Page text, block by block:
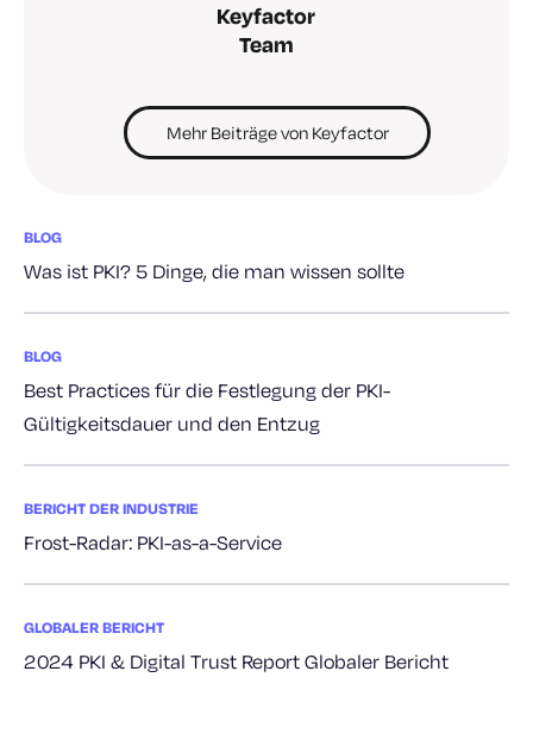
Keyfactor
Team
Mehr Beiträge von Keyfactor
BLOG
Was ist PKI? 5 Dinge, die man wissen sollte
BLOG
Best Practices für die Festlegung der PKI-
Gültigkeitsdauer und den Entzug
BERICHT DER INDUSTRIE
Frost-Radar: PKI-as-a-Service
GLOBALER BERICHT
2024 PKI & Digital Trust Report Globaler Bericht